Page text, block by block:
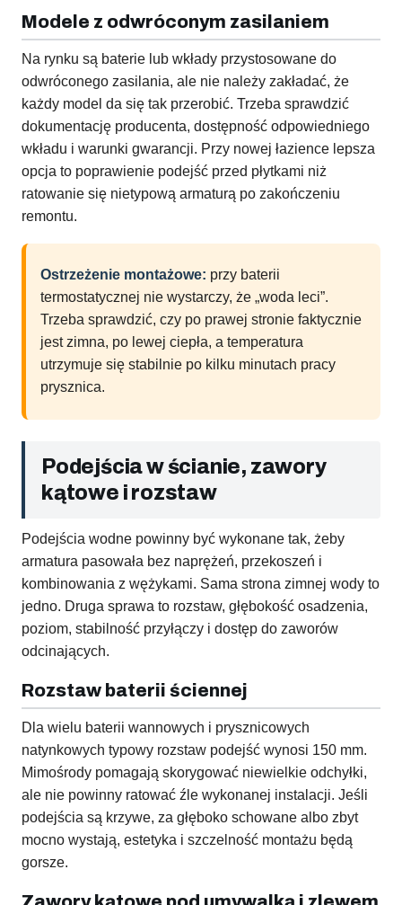
Modele z odwróconym zasilaniem
Na rynku są baterie lub wkłady przystosowane do
odwróconego zasilania, ale nie należy zakładać, że
każdy model da się tak przerobić. Trzeba sprawdzić
dokumentację producenta, dostępność odpowiedniego
wkładu i warunki gwarancji. Przy nowej łazience lepsza
opcja to poprawienie podejść przed płytkami niż
ratowanie się nietypową armaturą po zakończeniu
remontu.
Ostrzeżenie montażowe: przy baterii
termostatycznej nie wystarczy, że „woda leci”.
Trzeba sprawdzić, czy po prawej stronie faktycznie
jest zimna, po lewej ciepła, a temperatura
utrzymuje się stabilnie po kilku minutach pracy
prysznica.
Podejścia w ścianie, zawory
kątowe i rozstaw
Podejścia wodne powinny być wykonane tak, żeby
armatura pasowała bez naprężeń, przekoszeń i
kombinowania z wężykami. Sama strona zimnej wody to
jedno. Druga sprawa to rozstaw, głębokość osadzenia,
poziom, stabilność przyłączy i dostęp do zaworów
odcinających.
Rozstaw baterii ściennej
Dla wielu baterii wannowych i prysznicowych
natynkowych typowy rozstaw podejść wynosi 150 mm.
Mimośrody pomagają skorygować niewielkie odchyłki,
ale nie powinny ratować źle wykonanej instalacji. Jeśli
podejścia są krzywe, za głęboko schowane albo zbyt
mocno wystają, estetyka i szczelność montażu będą
gorsze.